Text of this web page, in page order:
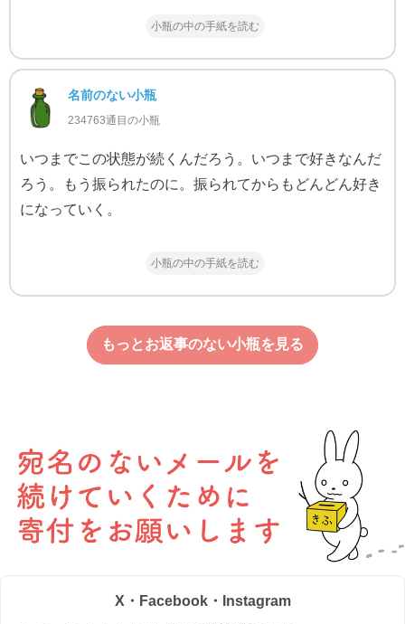
小瓶の中の手紙を読む
名前のない小瓶
234763通目の小瓶
いつまでこの状態が続くんだろう。いつまで好きなんだ
ろう。もう振られたのに。振られてからもどんどん好き
になっていく。
小瓶の中の手紙を読む
もっとお返事のない小瓶を見る
X・Facebook・Instagram